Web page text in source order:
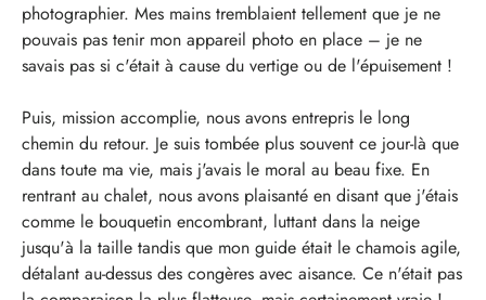
photographier. Mes mains tremblaient tellement que je ne
pouvais pas tenir mon appareil photo en place – je ne
savais pas si c'était à cause du vertige ou de l'épuisement !
Puis, mission accomplie, nous avons entrepris le long
chemin du retour. Je suis tombée plus souvent ce jour-là que
dans toute ma vie, mais j'avais le moral au beau fixe. En
rentrant au chalet, nous avons plaisanté en disant que j'étais
comme le bouquetin encombrant, luttant dans la neige
jusqu'à la taille tandis que mon guide était le chamois agile,
détalant au-dessus des congères avec aisance. Ce n'était pas